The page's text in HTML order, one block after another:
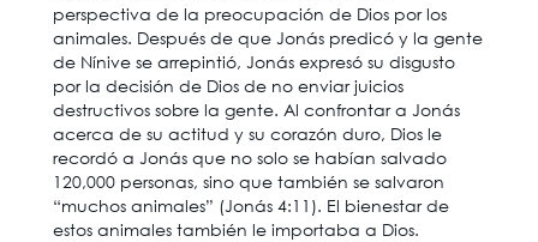
perspectiva de la preocupación de Dios por los
animales. Después de que Jonás predicó y la gente
de Nínive se arrepintió, Jonás expresó su disgusto
por la decisión de Dios de no enviar juicios
destructivos sobre la gente. Al confrontar a Jonás
acerca de su actitud y su corazón duro, Dios le
recordó a Jonás que no solo se habían salvado
120,000 personas, sino que también se salvaron
“muchos animales” (Jonás 4:11). El bienestar de
estos animales también le importaba a Dios.